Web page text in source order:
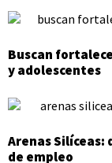
Buscan
y adolescentes
Arenas Silíceas:
de empleo